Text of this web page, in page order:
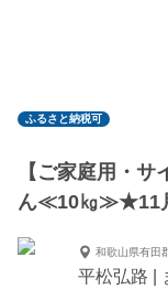
ふるさと納税可
【ご家庭用・
ん≪10㎏≫★11
和歌山県有田
平松弘路 |